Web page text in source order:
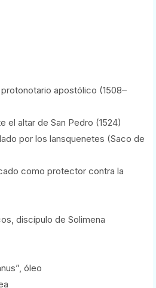
apostólico (1508–
altar de San Pedro (1524)
por los lansquenetes (Saco de
como protector contra la
discípulo de Solimena
óleo